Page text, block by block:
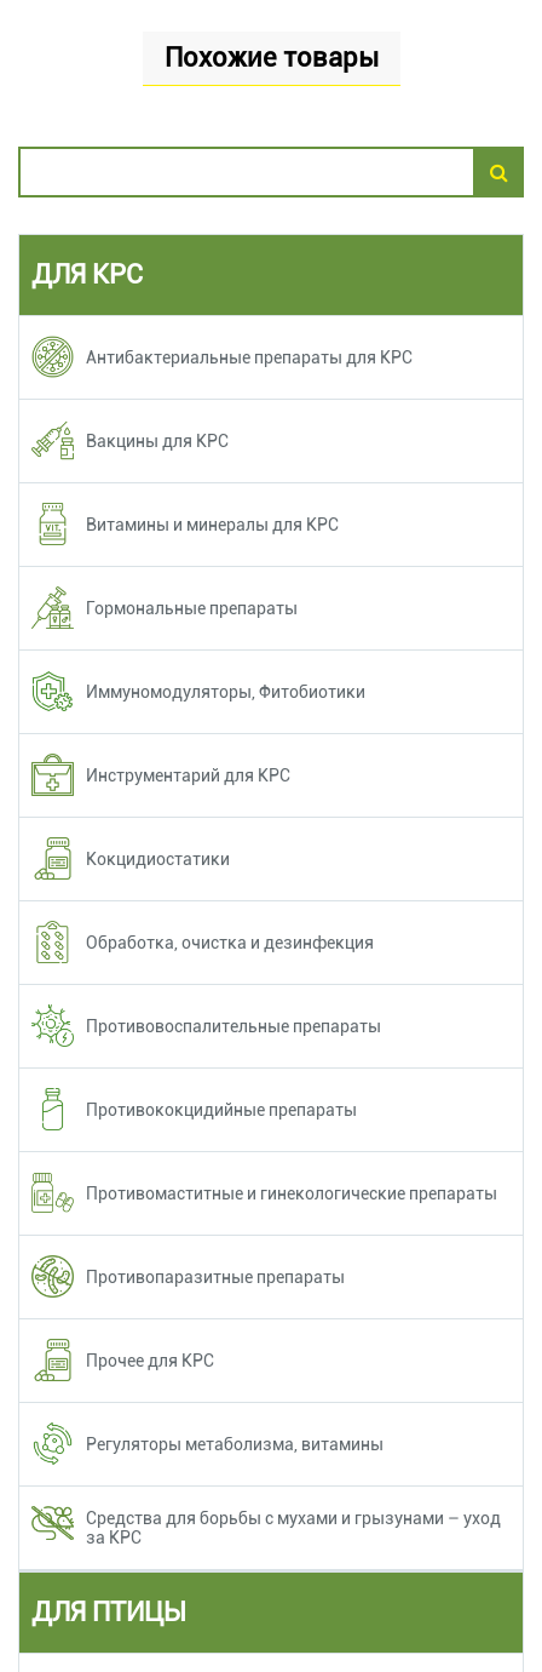
Похожие товары
ДЛЯ КРС
Антибактериальные препараты для КРС
Вакцины для КРС
Витамины и минералы для КРС
Гормональные препараты
Иммуномодуляторы, Фитобиотики
Инструментарий для КРС
Кокцидиостатики
Обработка, очистка и дезинфекция
Противовоспалительные препараты
Противококцидийные препараты
Противомаститные и гинекологические препараты
Противопаразитные препараты
Прочее для КРС
Регуляторы метаболизма, витамины
Средства для борьбы с мухами и грызунами – уход
за КРС
ДЛЯ ПТИЦЫ